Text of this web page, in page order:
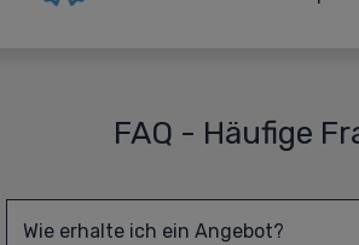
FAQ - Häufige
Wie erhalte ich ein Angebot?